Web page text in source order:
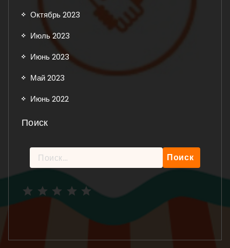
Октябрь 2023
Июль 2023
Июнь 2023
Май 2023
Июнь 2022
Поиск
Найти: